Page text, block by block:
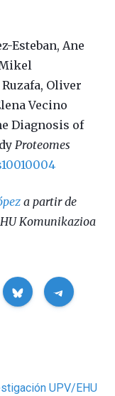
Esteban, Ane
Oliver
Vecino
Diagnosis of
Proteomes
a partir de
Komunikazioa
UPV/EHU